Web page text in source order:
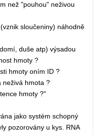
než "pouhou" neživou
sloučeniny) náhodně
duše atp) výsadou
hmoty ?
hmoty oním ID ?
neživá hmota ?
hmoty ?"
jako systém schopný
pozorovány u kys. RNA